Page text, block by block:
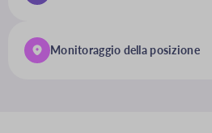
Monitoraggio della posizione